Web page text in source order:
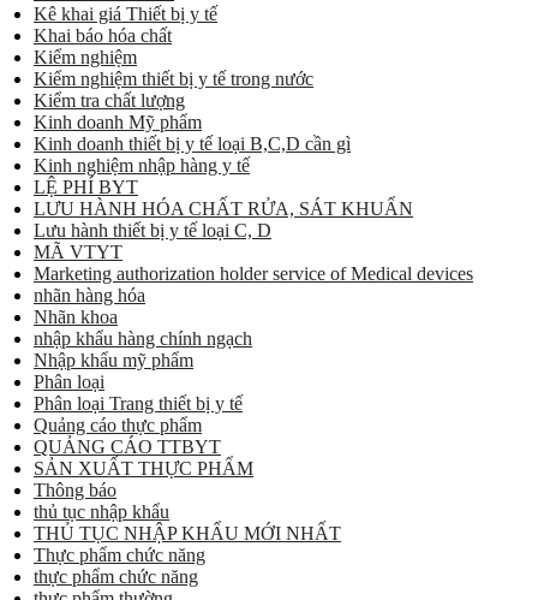
Kê khai giá Thiết bị y tế
Khai báo hóa chất
Kiểm nghiệm
Kiểm nghiệm thiết bị y tế trong nước
Kiểm tra chất lượng
Kinh doanh Mỹ phẩm
Kinh doanh thiết bị y tế loại B,C,D cần gì
Kinh nghiệm nhập hàng y tế
LỆ PHÍ BYT
LƯU HÀNH HÓA CHẤT RỬA, SÁT KHUẨN
Lưu hành thiết bị y tế loại C, D
MÃ VTYT
Marketing authorization holder service of Medical devices
nhãn hàng hóa
Nhãn khoa
nhập khẩu hàng chính ngạch
Nhập khẩu mỹ phẩm
Phân loại
Phân loại Trang thiết bị y tế
Quảng cáo thực phẩm
QUẢNG CÁO TTBYT
SẢN XUẤT THỰC PHẨM
Thông báo
thủ tục nhập khẩu
THỦ TỤC NHẬP KHẨU MỚI NHẤT
Thực phẩm chức năng
thực phẩm chức năng